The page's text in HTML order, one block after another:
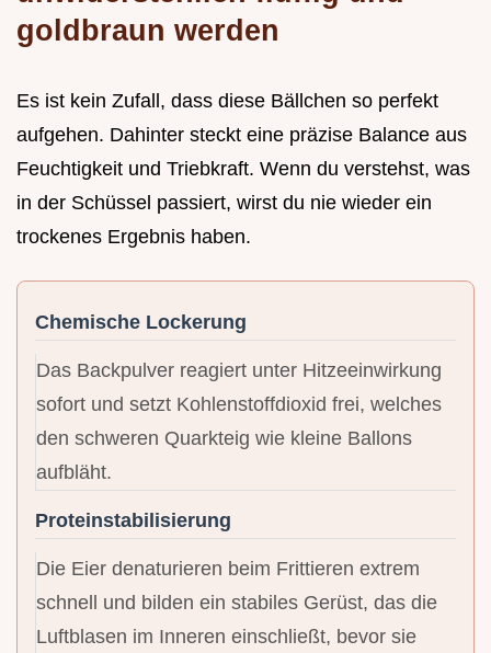
goldbraun werden
Es ist kein Zufall, dass diese Bällchen so perfekt
aufgehen. Dahinter steckt eine präzise Balance aus
Feuchtigkeit und Triebkraft. Wenn du verstehst, was
in der Schüssel passiert, wirst du nie wieder ein
trockenes Ergebnis haben.
Chemische Lockerung
Das Backpulver reagiert unter Hitzeeinwirkung
sofort und setzt Kohlenstoffdioxid frei, welches
den schweren Quarkteig wie kleine Ballons
aufbläht.
Proteinstabilisierung
Die Eier denaturieren beim Frittieren extrem
schnell und bilden ein stabiles Gerüst, das die
Luftblasen im Inneren einschließt, bevor sie